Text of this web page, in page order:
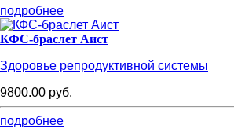
подробнее
КФС-браслет Аист
Здоровье репродуктивной системы
9800.00 руб.
подробнее